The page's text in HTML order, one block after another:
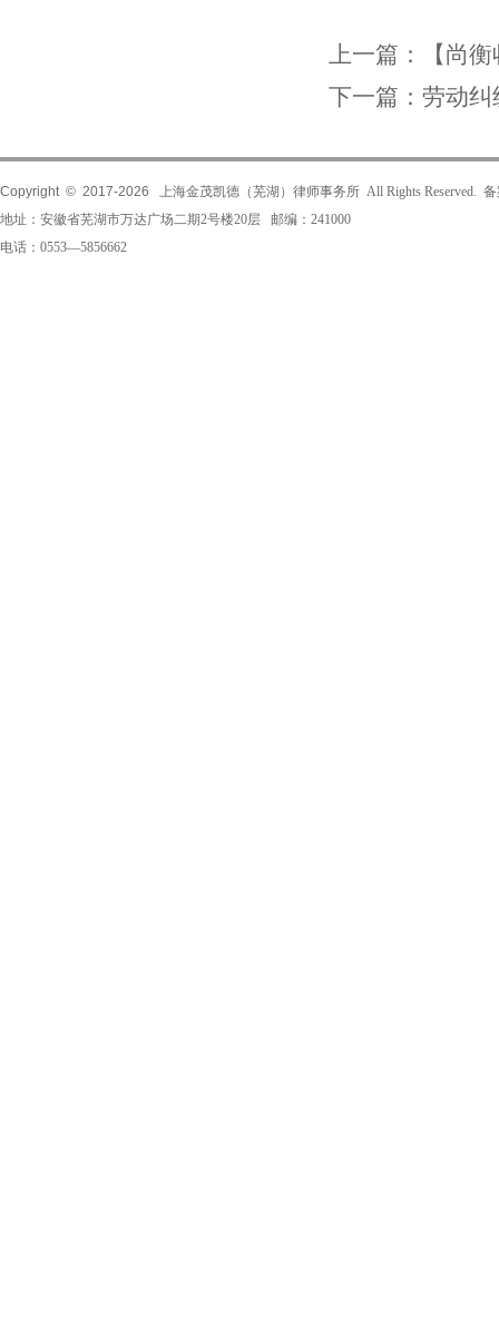
上一篇：
【尚
下一篇： 劳动纠
Copyright © 2017-2026
上海金茂凯德（芜湖）律师事务所 All Rights Reserved.
地址：安徽省芜湖市万达广场二期2号楼20层 邮编：241000
电话：0553—5856662